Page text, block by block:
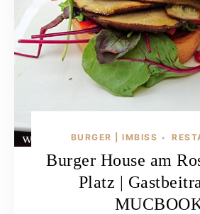
BURGER | IMBISS •
Burger House am
Platz |